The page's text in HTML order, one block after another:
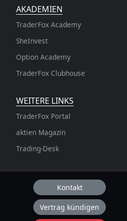
AKADEMIEN
TraderFox Academy
SheInvest
Option Academy
TraderFox Clubhouse
WEITERE LINKS
TraderFox Portal
aktien Magazin
Trading-Desk
Kontakt
Vertrag kündigen